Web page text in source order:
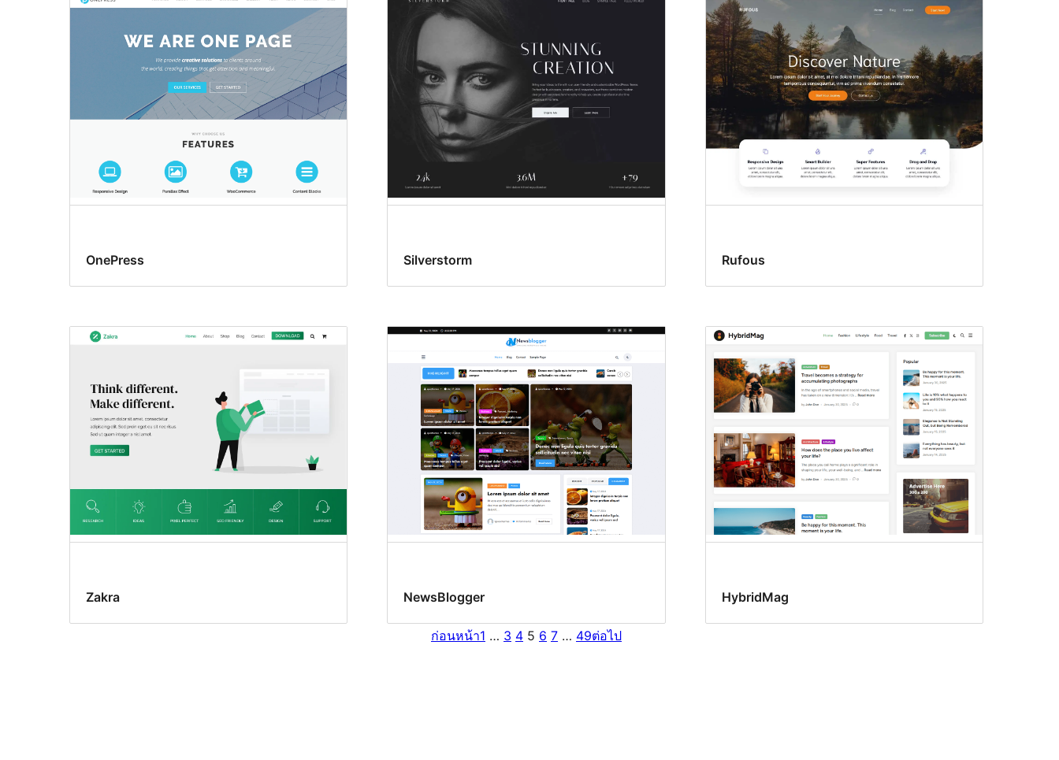
OnePress Silverstorm Rufous
Zakra NewsBlogger HybridMag
ก่อนหน้า1 … 3 4 5 6 7 … 49ต่อไป